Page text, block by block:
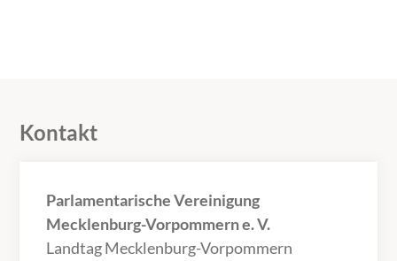
Kontakt
Parlamentarische Vereinigung
Mecklenburg-Vorpommern e. V.
Landtag Mecklenburg-Vorpommern